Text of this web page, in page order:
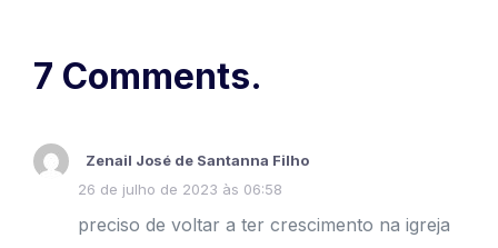
7 Comments.
Zenail José de Santanna Filho
26 de julho de 2023 às 06:58
preciso de voltar a ter crescimento na igreja